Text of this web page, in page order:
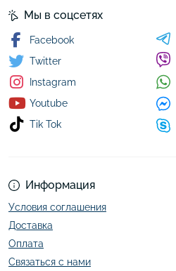
Информация
Условия соглашения
Доставка
Оплата
Связаться с нами
Мы в соцсетях
Facebook
Twitter
Instagram
Youtube
Tik Tok